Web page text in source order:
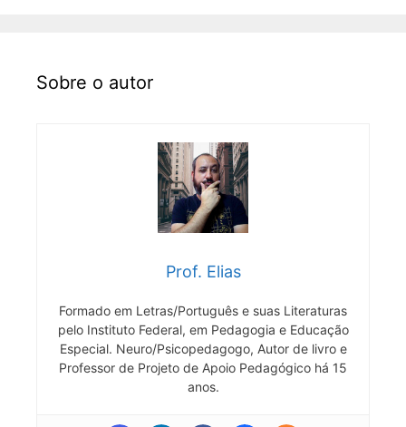
Sobre o autor
Prof. Elias
Formado em Letras/Português e suas Literaturas
pelo Instituto Federal, em Pedagogia e Educação
Especial. Neuro/Psicopedagogo, Autor de livro e
Professor de Projeto de Apoio Pedagógico há 15
anos.